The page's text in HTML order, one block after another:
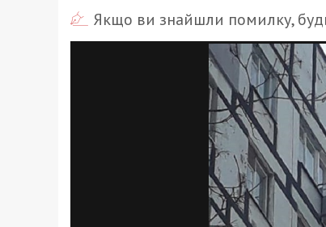
Якщо ви знайшли помилку,